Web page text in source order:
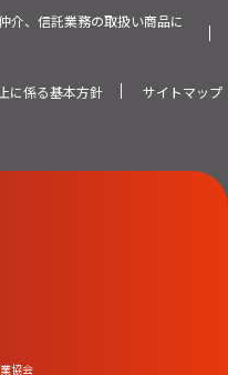
協会
介、信託業務の取扱い商品に
に係る基本方針 サイトマップ